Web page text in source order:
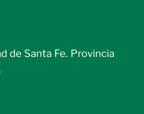
de Santa Fe. Provincia